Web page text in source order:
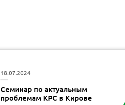
18.07.2024
Семинар по актуальным
проблемам КРС в Кирове